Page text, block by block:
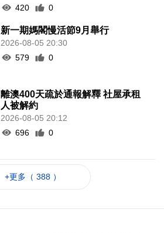
420
0
新一期媽閣慢活節9月舉行
2026-08-05 20:30
579
0
離澳400天疏於通報解釋 社屋承租
人被解約
2026-08-05 20:12
696
0
+更多（ 388 ）